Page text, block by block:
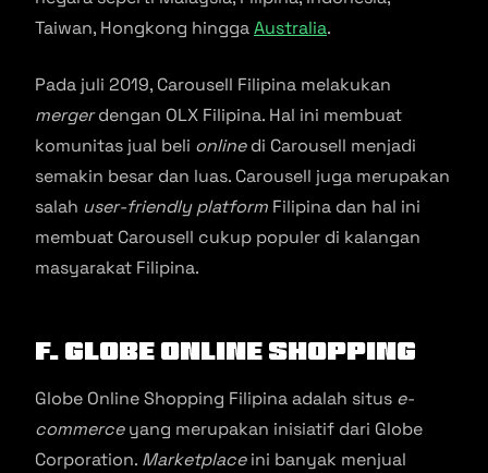
Taiwan, Hongkong hinggaAustralia.
Pada juli 2019, Carousell Filipina melakukan
mergerdengan OLX Filipina. Hal ini membuat
komunitas jual beli onlinedi Carousell menjadi
semakin besar dan luas. Carousell juga merupakan
salah user-friendly platform Filipina dan hal ini
membuat Carousell cukup populer di kalangan
masyarakat Filipina.
F. Globe Online Shopping
Globe Online Shopping Filipina adalah situs e-
commerceyang merupakan inisiatif dari Globe
Corporation. Marketplaceini banyak menjual